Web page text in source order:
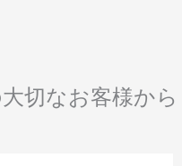
切なお客様から